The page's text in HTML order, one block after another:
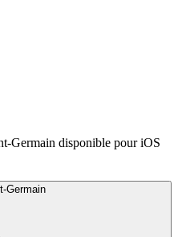
Germain disponible pour iOS
Germain